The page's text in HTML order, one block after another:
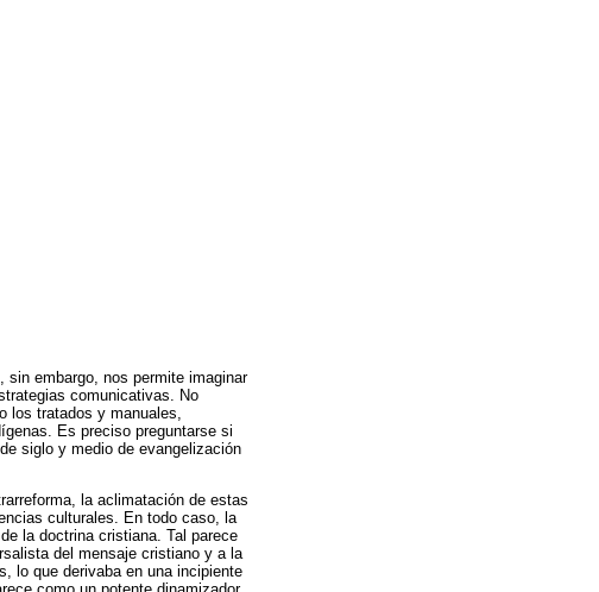
sin embargo, nos permite imaginar
comunicativas. No
los tratados y manuales,
Es preciso preguntarse si
siglo y medio de evangelización
la aclimatación de estas
culturales. En todo caso, la
la doctrina cristiana. Tal parece
del mensaje cristiano y a la
lo que derivaba en una incipiente